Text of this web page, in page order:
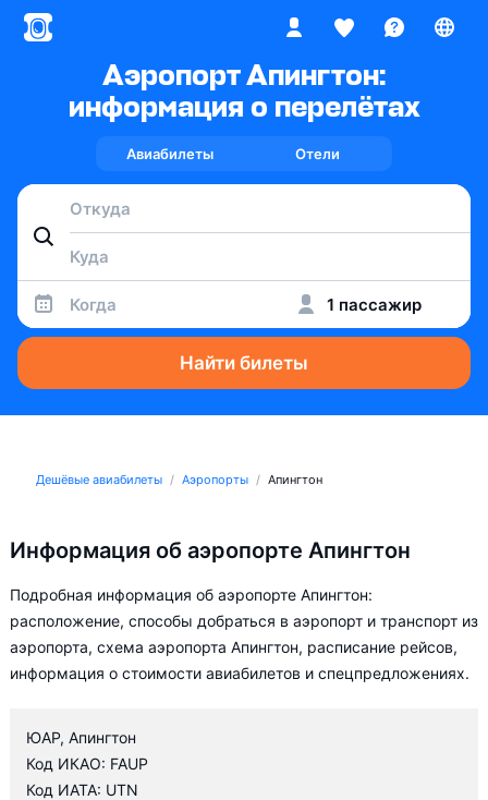
Аэропорт Апингтон:
информация о перелётах
Авиабилеты Отели
Когда 1 пассажир
Найти билеты
Дешёвые авиабилеты Аэропорты Апингтон
Информация об аэропорте Апингтон
Подробная информация об аэропорте Апингтон:
расположение, способы добраться в аэропорт и транспорт из
аэропорта, схема аэропорта Апингтон, расписание рейсов,
информация о стоимости авиабилетов и спецпредложениях.
ЮАР, Апингтон
Код ИКАО: FAUP
Код ИАТА: UTN